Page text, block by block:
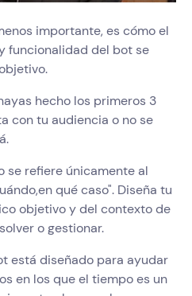
importante, es cómo el
funcionalidad del bot se
hecho los primeros 3
con tu audiencia o no se
se refiere únicamente al
qué caso". Diseña tu
objetivo y del contexto de
o gestionar.
está diseñado para ayudar
en los que el tiempo es un